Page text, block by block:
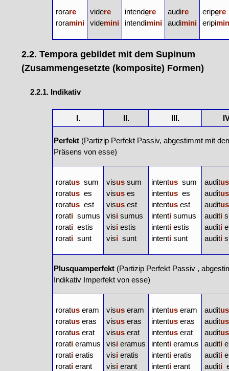
rorare
roramini
videre
videmini
intendere
intendimini
audire
audimini
eripere
eripi
2.2. Tempora gebildet mit dem Supinum
(Zusammengesetzte (komposite) Formen)
2.2.1. Indikativ
I. II. III.
Perfekt (Partizip Perfekt Passiv, abgestimmt mit
Präsens vonesse)
roratus sum
roratus es
roratus est
rorati sumus
rorati estis
rorati sunt
visus sum
visus es
visus est
visi sumus
visi estis
visi sunt
intentus sum
intentus es
intentus est
intenti sumus
intenti estis
intenti sunt
auditus
auditus
auditus
auditi
auditi
auditi
Plusquamperfekt (Partizip Perfekt Passiv ,
Indikativ Imperfekt vonesse)
roratus eram
roratus eras
roratus erat
rorati eramus
rorati eratis
rorati erant
visuseram
visus eras
visus erat
visi eramus
visi eratis
visi erant
intentus eram
intentus eras
intentus erat
intenti eramus
intenti eratis
intenti erant
auditus
auditus
auditus
auditi
auditi
auditi